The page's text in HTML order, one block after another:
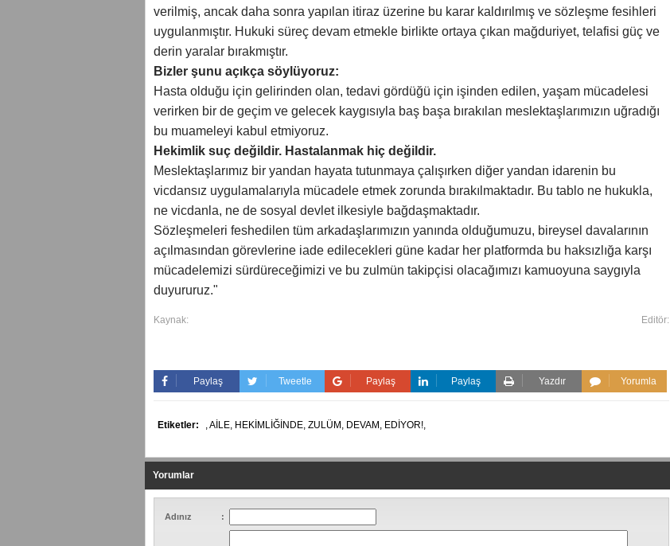
verilmiş, ancak daha sonra yapılan itiraz üzerine bu karar kaldırılmış ve sözleşme fesihleri
uygulanmıştır. Hukuki süreç devam etmekle birlikte ortaya çıkan mağduriyet, telafisi güç ve
derin yaralar bırakmıştır.
Bizler şunu açıkça söylüyoruz:
Hasta olduğu için gelirinden olan, tedavi gördüğü için işinden edilen, yaşam mücadelesi
verirken bir de geçim ve gelecek kaygısıyla baş başa bırakılan meslektaşlarımızın uğradığı
bu muameleyi kabul etmiyoruz.
Hekimlik suç değildir. Hastalanmak hiç değildir.
Meslektaşlarımız bir yandan hayata tutunmaya çalışırken diğer yandan idarenin bu
vicdansız uygulamalarıyla mücadele etmek zorunda bırakılmaktadır. Bu tablo ne hukukla,
ne vicdanla, ne de sosyal devlet ilkesiyle bağdaşmaktadır.
Sözleşmeleri feshedilen tüm arkadaşlarımızın yanında olduğumuzu, bireysel davalarının
açılmasından görevlerine iade edilecekleri güne kadar her platformda bu haksızlığa karşı
mücadelemizi sürdüreceğimizi ve bu zulmün takipçisi olacağımızı kamuoyuna saygıyla
duyururuz."
Kaynak: Editör:
Paylaş Tweetle Paylaş Paylaş Yazdır Yorumla
Etiketler: ,AİLE, HEKİMLİĞİNDE, ZULÜM, DEVAM, EDİYOR!,
Yorumlar
Adınız :